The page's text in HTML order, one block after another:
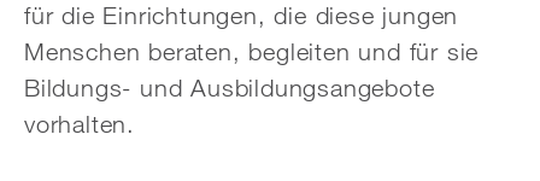
für die Einrichtungen, die diese jungen
Menschen beraten, begleiten und für sie
Bildungs- und Ausbildungsangebote
vorhalten.